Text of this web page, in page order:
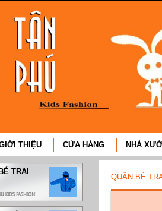
THIỆU CỬA HÀNG NHÀ
TRAI
QUẦN BÉ